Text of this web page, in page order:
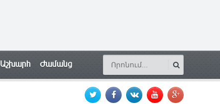
Աշխարհ Ժամանց